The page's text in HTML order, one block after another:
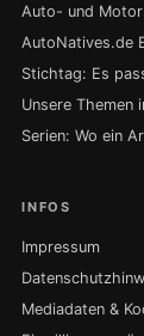
Auto- und
AutoNatives.de
Stichtag: Es
Unsere Themen
Serien: Wo ein
INFOS
Impressum
Mediadaten &